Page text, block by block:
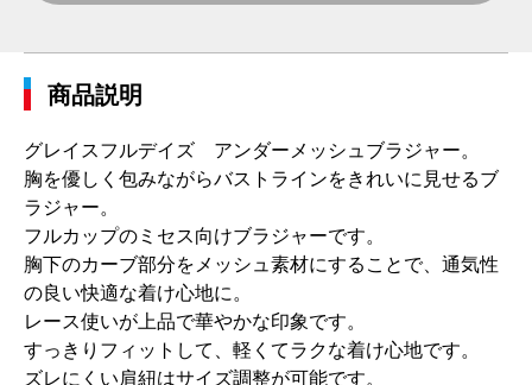
商品説明
グレイスフルデイズ アンダーメッシュブラジャー。
胸を優しく包みながらバストラインをきれいに見せるブ
ラジャー。
フルカップのミセス向けブラジャーです。
胸下のカーブ部分をメッシュ素材にすることで、通気性
の良い快適な着け心地に。
レース使いが上品で華やかな印象です。
すっきりフィットして、軽くてラクな着け心地です。
ズレにくい肩紐はサイズ調整が可能です。